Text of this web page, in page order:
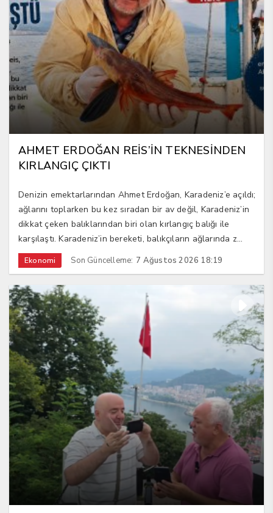
AHMET ERDOĞAN REİS’İN TEKNESİNDEN
KIRLANGIÇ ÇIKTI
Denizin emektarlarından Ahmet Erdoğan, Karadeniz’e açıldı;
ağlarını toplarken bu kez sıradan bir av değil, Karadeniz’in
dikkat çeken balıklarından biri olan kırlangıç balığı ile
karşılaştı. Karadeniz’in bereketi, balıkçıların ağlarında z...
Ekonomi Son Güncelleme: 7 Ağustos 2026 18:19